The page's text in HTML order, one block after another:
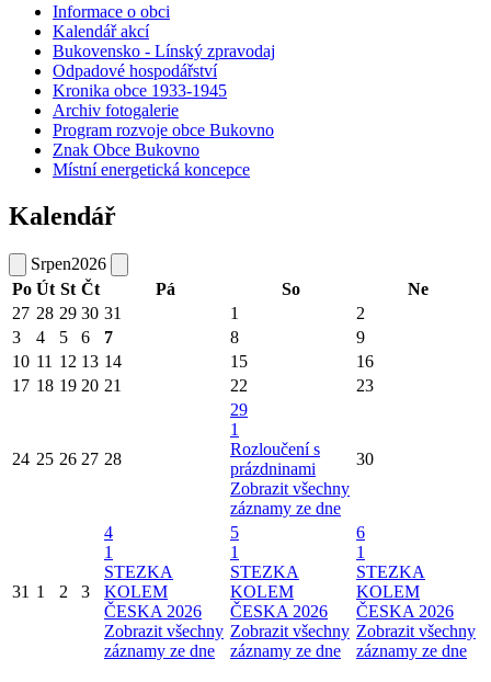
Informace o obci
Kalendář akcí
Bukovensko - Línský zpravodaj
Odpadové hospodářství
Kronika obce 1933-1945
Archiv fotogalerie
Program rozvoje obce Bukovno
Znak Obce Bukovno
Místní energetická koncepce
Kalendář
Srpen2026
Po Út St Čt Pá So
Ne
27 28 29 30 31 1
2
3
4 5 6 7 8
9
10 11 12 13 14 15
16
17 18 19 20 21 22 23
24 25 26 27 28
29
1
Rozloučení s
prázdninami
Zobrazit všechny
záznamy ze dne
30
31 1 2 3
4
1
STEZKA
KOLEM
ČESKA 2026
Zobrazit všechny
záznamy ze dne
5
1
STEZKA
KOLEM
ČESKA 2026
Zobrazit všechny
záznamy ze dne
6
1
STEZKA
KOLEM
ČESKA 2026
Zobrazit všechny
záznamy ze dne